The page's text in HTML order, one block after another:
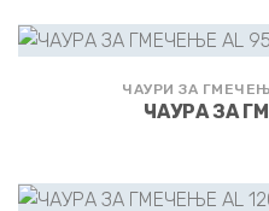
ЧАУРИ ЗА
ЧАУРА ЗА